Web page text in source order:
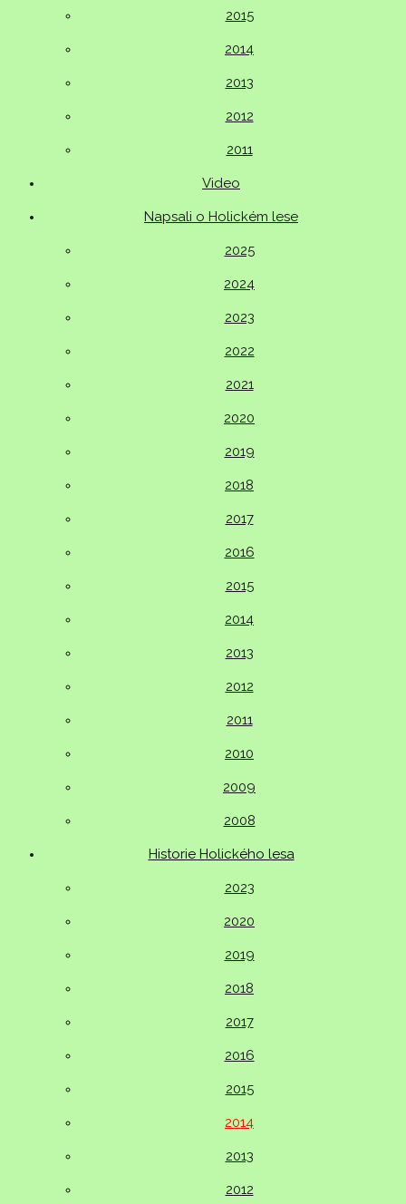
2015
2014
2013
2012
2011
Video
Napsali o Holickém lese
2025
2024
2023
2022
2021
2020
2019
2018
2017
2016
2015
2014
2013
2012
2011
2010
2009
2008
Historie Holického lesa
2023
2020
2019
2018
2017
2016
2015
2014
2013
2012